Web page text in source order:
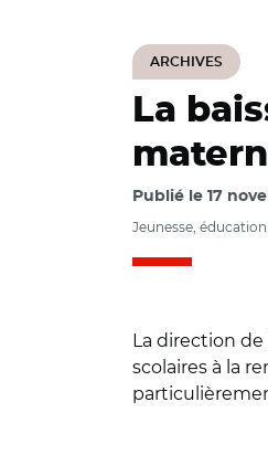
ARCHIVES
La
Publié le 17
Jeunesse,
La direction
scolaires à la